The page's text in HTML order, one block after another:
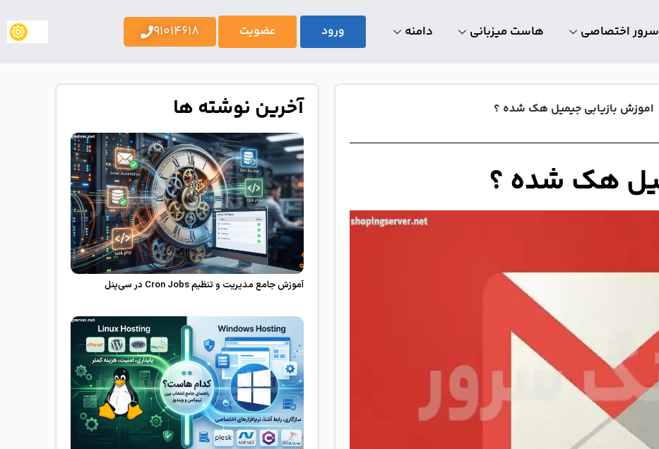
سرور اختصاصی هاست میزبانی دامنه ورود عضویت 91014618
اموزش بازیابی جیمیل هک شده ؟
هک شده ؟
آخرین نوشته ها
آموزش جامع مدیریت و تنظیم Cron Jobs در سی‌پنل